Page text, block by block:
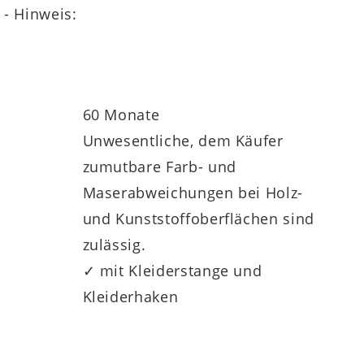
für leises, komfortables
6013 kombinieren.
ganz nach deinen Raumverhältnissen.
Hinweis:
60 Monate
Unwesentliche, dem Käufer
zumutbare Farb- und
Maserabweichungen bei Holz-
und Kunststoffoberflächen sind
zulässig.
✓ mit Kleiderstange und
Kleiderhaken